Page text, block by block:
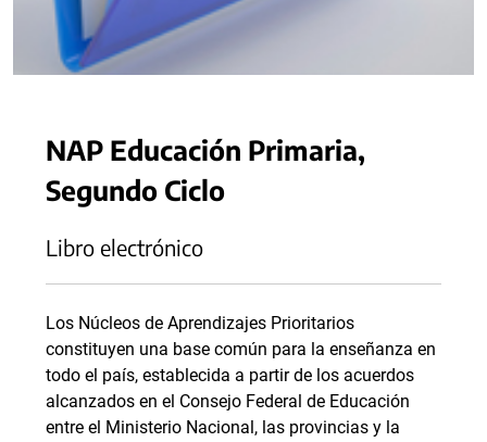
NAP Educación Primaria,
Segundo Ciclo
Libro electrónico
Los Núcleos de Aprendizajes Prioritarios
constituyen una base común para la enseñanza en
todo el país, establecida a partir de los acuerdos
alcanzados en el Consejo Federal de Educación
entre el Ministerio Nacional, las provincias y la